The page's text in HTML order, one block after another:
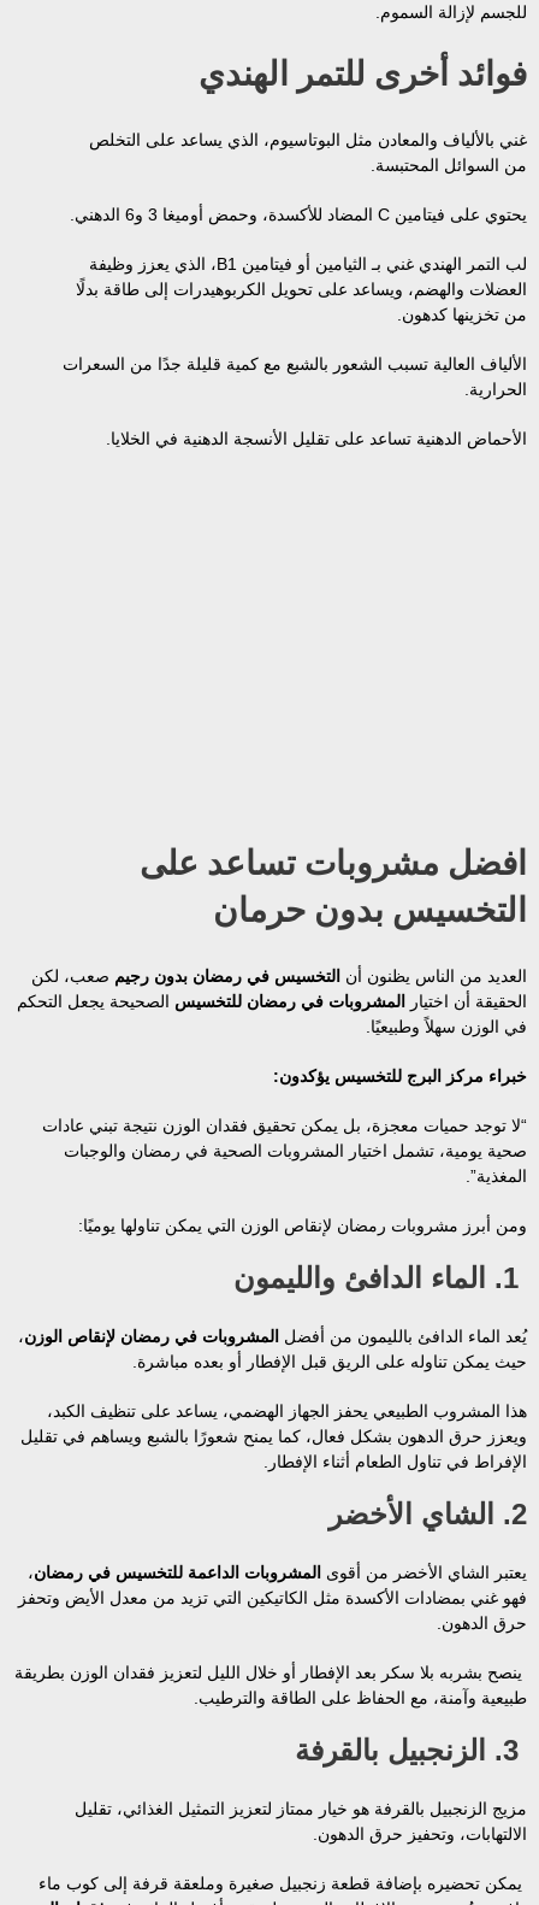
للجسم لإزالة السموم.
فوائد أخرى للتمر الهندي
غني بالألياف والمعادن مثل البوتاسيوم، الذي يساعد على التخلص
من السوائل المحتبسة.
يحتوي على فيتامين C المضاد للأكسدة، وحمض أوميغا 3 و6 الدهني.
لب التمر الهندي غني بـ الثيامين أو فيتامين B1، الذي يعزز وظيفة
العضلات والهضم، ويساعد على تحويل الكربوهيدرات إلى طاقة بدلًا
من تخزينها كدهون.
الألياف العالية تسبب الشعور بالشبع مع كمية قليلة جدًا من السعرات
الحرارية.
الأحماض الدهنية تساعد على تقليل الأنسجة الدهنية في الخلايا.
افضل مشروبات تساعد على
التخسيس بدون حرمان
العديد من الناس يظنون أن التخسيس في رمضان بدون رجيم صعب، لكن
الحقيقة أن اختيار
المشروبات في رمضان للتخسيس الصحيحة يجعل التحكم
في الوزن سهلاً وطبيعيًا.
خبراء مركز البرج للتخسيس يؤكدون:
“لا توجد حميات معجزة، بل يمكن تحقيق فقدان الوزن نتيجة تبني عادات
صحية يومية، تشمل اختيار المشروبات الصحية في رمضان والوجبات
المغذية”.
ومن أبرز مشروبات رمضان لإنقاص الوزن التي يمكن تناولها يوميًا:
يُعد الماء الدافئ بالليمون من أفضل المشروبات في رمضان لإنقاص الوزن،
حيث يمكن تناوله على الريق قبل الإفطار أو بعده مباشرة.
هذا المشروب الطبيعي يحفز الجهاز الهضمي، يساعد على تنظيف الكبد،
ويعزز حرق الدهون بشكل فعال، كما يمنح شعورًا بالشبع ويساهم في تقليل
الإفراط في تناول الطعام أثناء الإفطار.
2. الشاي الأخضر
يعتبر الشاي الأخضر من أقوى المشروبات الداعمة للتخسيس في رمضان،
فهو غني بمضادات الأكسدة مثل الكاتيكين التي تزيد من معدل الأيض وتحفز
حرق الدهون.
ينصح بشربه بلا سكر بعد الإفطار أو خلال الليل لتعزيز فقدان الوزن بطريقة
طبيعية وآمنة، مع الحفاظ على الطاقة والترطيب.
مزيج الزنجبيل بالقرفة هو خيار ممتاز لتعزيز التمثيل الغذائي، تقليل
الالتهابات، وتحفيز حرق الدهون.
يمكن تحضيره بإضافة قطعة زنجبيل صغيرة وملعقة قرفة إلى كوب ماء